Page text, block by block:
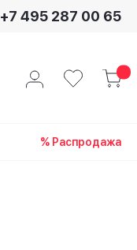
+7 495 287 00 65
% Распродажа